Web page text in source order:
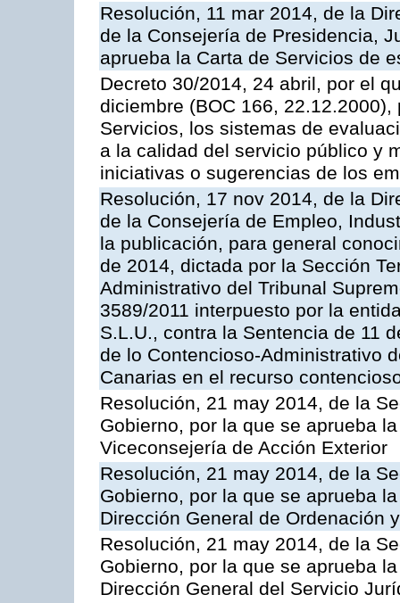
Resolución, 11 mar 2014, de la
de la Consejería de Presidencia,
aprueba la Carta de Servicios de
Decreto 30/2014, 24 abril, por el
diciembre (BOC 166,
Servicios, los sistemas de
a la calidad del servicio público y
iniciativas o sugerencias de los
Resolución, 17 nov 2014, de la
de la Consejería de Empleo,
la publicación, para general
de 2014, dictada por la Sección
Administrativo del Tribunal
3589/2011 interpuesto por la
S.L.U., contra la Sentencia de 11
de lo Contencioso-Administrativo
Canarias en el recurso
Resolución, 21 may 2014, de la
Gobierno, por la que se aprueba
Viceconsejería de Acción Exterior
Resolución, 21 may 2014, de la
Gobierno, por la que se aprueba
Dirección General de Ordenación
Resolución, 21 may 2014, de la
Gobierno, por la que se aprueba
Dirección General del Servicio